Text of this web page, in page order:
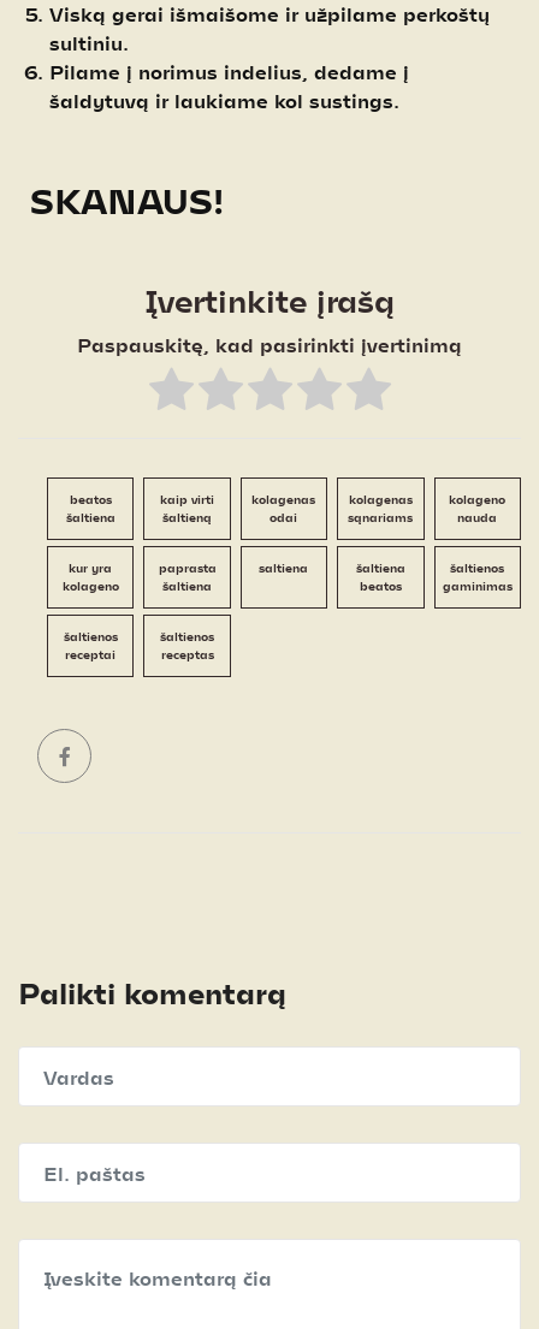
Viską gerai išmaišome ir užpilame perkoštų
sultiniu.
Pilame į norimus indelius, dedame į
šaldytuvą ir laukiame kol sustings.
SKANAUS!
Įvertinkite įrašą
Paspauskitę, kad pasirinkti įvertinimą
beatos
šaltiena
kaip virti
šaltieną
kolagenas
odai
kolagenas
sąnariams
kolageno
nauda
kur yra
kolageno
paprasta
šaltiena
saltiena
šaltiena
beatos
šaltienos
gaminimas
šaltienos
receptai
šaltienos
receptas
Palikti komentarą